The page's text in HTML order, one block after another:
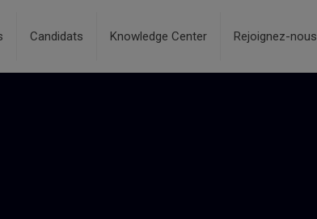
Candidats Knowledge Center Rejoignez-nous